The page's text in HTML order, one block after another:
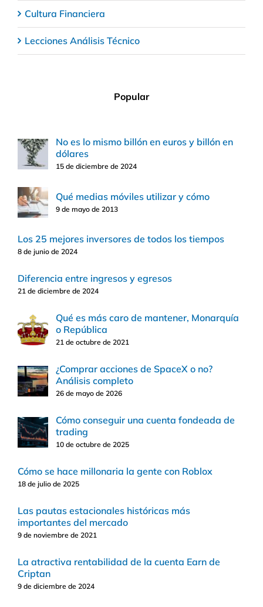
Cultura Financiera
Lecciones Análisis Técnico
Popular
No es lo mismo billón en euros y billón en
dólares
15 de diciembre de 2024
Qué medias móviles utilizar y cómo
9 de mayo de 2013
Los 25 mejores inversores de todos los tiempos
8 de junio de 2024
Diferencia entre ingresos y egresos
21 de diciembre de 2024
Qué es más caro de mantener, Monarquía
o República
21 de octubre de 2021
¿Comprar acciones de SpaceX o no?
Análisis completo
26 de mayo de 2026
Cómo conseguir una cuenta fondeada de
trading
10 de octubre de 2025
Cómo se hace millonaria la gente con Roblox
18 de julio de 2025
Las pautas estacionales históricas más
importantes del mercado
9 de noviembre de 2021
La atractiva rentabilidad de la cuenta Earn de
Criptan
9 de diciembre de 2024